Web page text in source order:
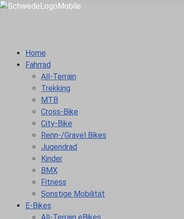
Home
Fahrrad
All-Terrain
Trekking
MTB
Cross-Bike
City-Bike
Renn-/Gravel Bikes
Jugendrad
Kinder
BMX
Fitness
Sonstige Mobilität
E-Bikes